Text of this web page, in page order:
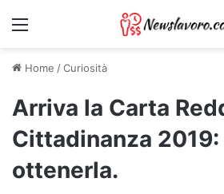
Menu
Home /Curiosità
Arriva la Carta
Cittadinanza
ottenerla.